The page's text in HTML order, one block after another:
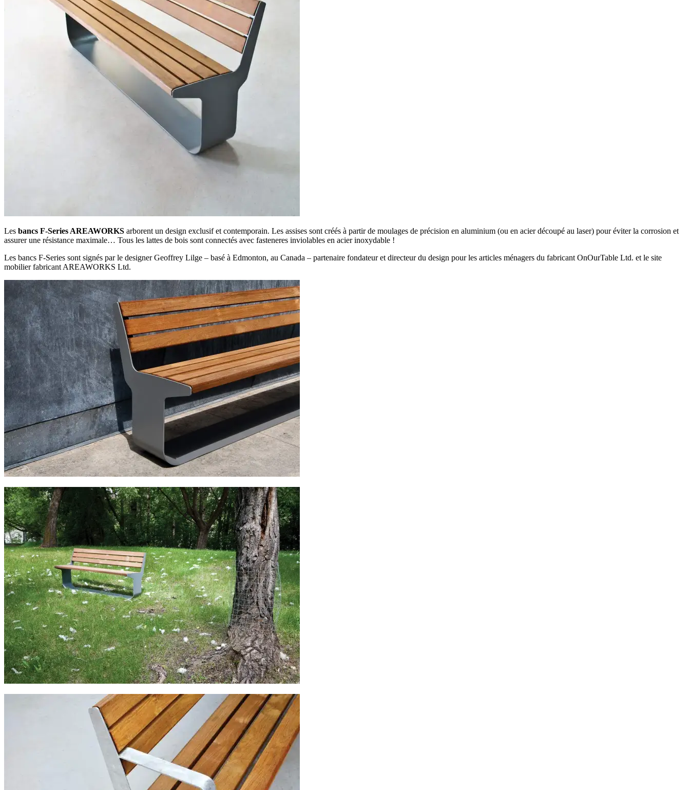
Les bancs F-Series AREAWORKS arborent un design exclusif et contemporain. Les assises sont créés à partir de moulages de précision en aluminium (ou en acier découpé au laser) pour éviter la corrosion et
assurer une résistance maximale… Tous les lattes de bois sont connectés avec fasteneres inviolables en acier inoxydable !
Les bancs F-Series sont signés par le designer Geoffrey Lilge – basé à Edmonton, au Canada – partenaire fondateur et directeur du design pour les articles ménagers du fabricant OnOurTable Ltd. et le site
mobilier fabricant AREAWORKS Ltd.